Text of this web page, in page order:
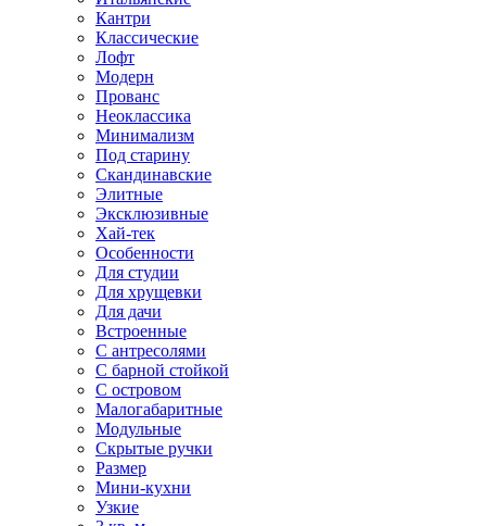
Кантри
Классические
Лофт
Модерн
Прованс
Неоклассика
Минимализм
Под старину
Скандинавские
Элитные
Эксклюзивные
Хай-тек
Особенности
Для студии
Для хрущевки
Для дачи
Встроенные
С антресолями
С барной стойкой
С островом
Малогабаритные
Модульные
Скрытые ручки
Размер
Мини-кухни
Узкие